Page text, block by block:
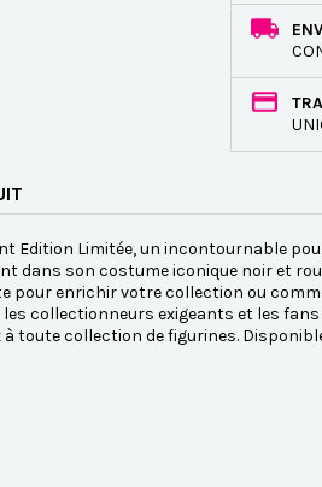
Edition Limitée, un incontournable
dans son costume iconique noir et
pour enrichir votre collection ou
collectionneurs exigeants et les
toute collection de figurines.